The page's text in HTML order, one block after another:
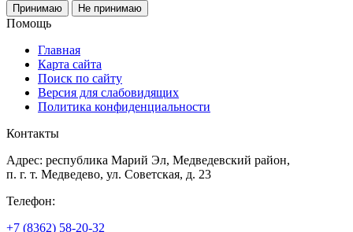
Принимаю Не принимаю
Помощь
Главная
Карта сайта
Поиск по сайту
Версия для слабовидящих
Политика конфиденциальности
Контакты
Адрес: республика Марий Эл, Медведевский район,
п. г. т. Медведево, ул. Советская, д. 23
Телефон:
+7 (8362) 58-20-32